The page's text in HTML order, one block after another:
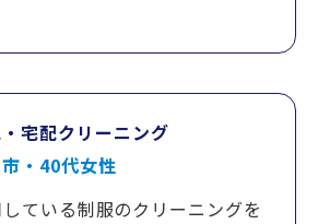
宅配クリーニング
・40代女性
ている制服のクリーニングを